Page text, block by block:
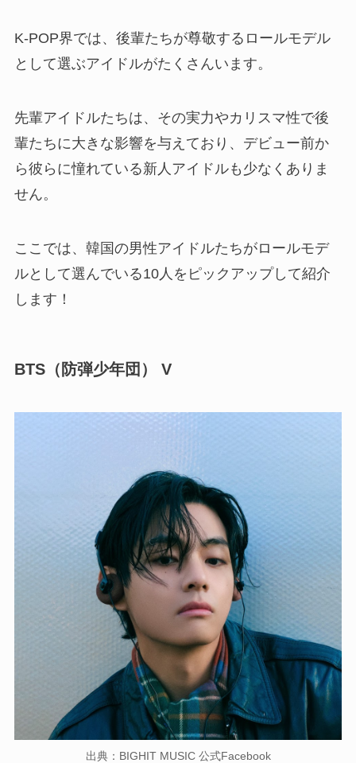
K-POP界では、後輩たちが尊敬するロールモデル
として選ぶアイドルがたくさんいます。
先輩アイドルたちは、その実力やカリスマ性で後
輩たちに大きな影響を与えており、デビュー前か
ら彼らに憧れている新人アイドルも少なくありま
せん。
ここでは、韓国の男性アイドルたちがロールモデ
ルとして選んでいる10人をピックアップして紹介
します！
BTS（防弾少年団） V
出典：BIGHIT MUSIC 公式Facebook